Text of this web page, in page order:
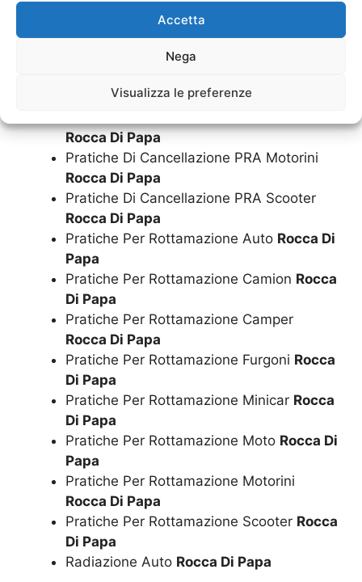
Accetta
Nega
Visualizza le preferenze
Rocca Di Papa
Pratiche Di Cancellazione PRA Furgoni
Rocca Di Papa
Rocca Di Papa
Pratiche Di Cancellazione PRA Motorini
Rocca Di Papa
Pratiche Di Cancellazione PRA Scooter
Rocca Di Papa
Pratiche Per Rottamazione Auto Rocca Di
Papa
Pratiche Per Rottamazione Camion Rocca
Di Papa
Pratiche Per Rottamazione Camper
Rocca Di Papa
Pratiche Per Rottamazione Furgoni Rocca
Di Papa
Pratiche Per Rottamazione Minicar Rocca
Di Papa
Pratiche Per Rottamazione Moto Rocca Di
Papa
Pratiche Per Rottamazione Motorini
Rocca Di Papa
Pratiche Per Rottamazione Scooter Rocca
Di Papa
Radiazione Auto Rocca Di Papa